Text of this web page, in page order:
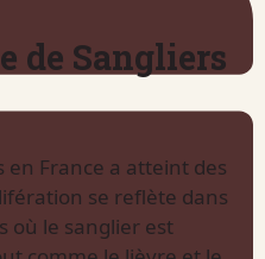
de Sangliers
en France a atteint des
se reflète dans
où le sanglier est